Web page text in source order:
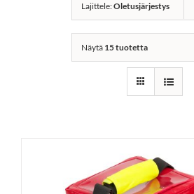
Lajittele:Oletusjärjestys
Näytä 15 tuotetta